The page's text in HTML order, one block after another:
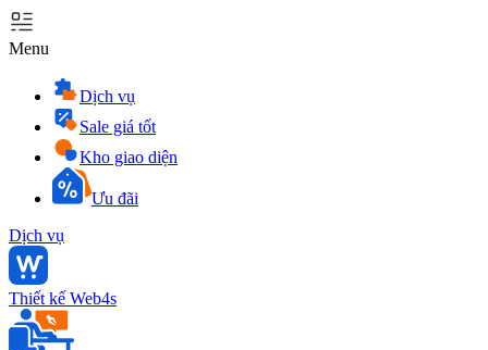
Menu
Dịch vụ
Sale giá tốt
Kho giao diện
Ưu đãi
Dịch vụ
Thiết kế Web4s